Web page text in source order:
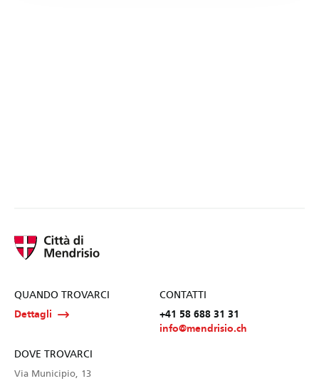
QUANDO TROVARCI
Dettagli
CONTATTI
+41 58 688 31 31
info@mendrisio.ch
DOVE TROVARCI
Via Municipio, 13